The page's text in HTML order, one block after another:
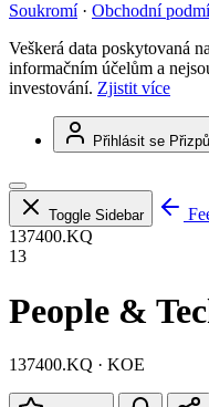
Soukromí · Obchodní
Veškerá data poskytovaná
informačním účelům a
investování. Zjistit více
Přihlásit se
Toggle Sidebar
137400.KQ
13
People &
137400.KQ · KOE